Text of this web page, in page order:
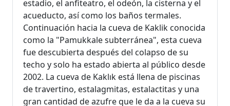
estadio, el anfiteatro, el odeón, la cisterna y el
acueducto, así como los baños termales.
Continuación hacia la cueva de Kaklik conocida
como la "Pamukkale subterránea", esta cueva
fue descubierta después del colapso de su
techo y solo ha estado abierta al público desde
2002. La cueva de Kaklık está llena de piscinas
de travertino, estalagmitas, estalactitas y una
gran cantidad de azufre que le da a la cueva su